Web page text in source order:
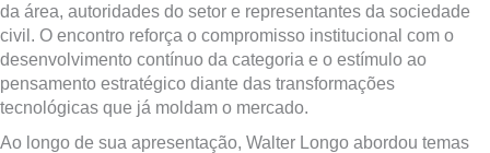
da área, autoridades do setor e representantes da sociedade
civil. O encontro reforça o compromisso institucional com o
desenvolvimento contínuo da categoria e o estímulo ao
pensamento estratégico diante das transformações
tecnológicas que já moldam o mercado.
Ao longo de sua apresentação, Walter Longo abordou temas